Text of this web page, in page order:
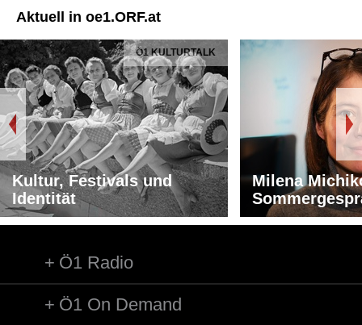
Aktuell in oe1.ORF.at
Ö1 KULTURTALK
Kultur, Festivals und
Identität
Milena
Ö1 Radio
Ö1 On Demand